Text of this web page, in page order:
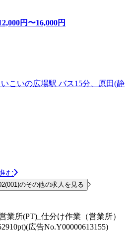
円〜16,000円
こいの広場駅 バス15分、原田(静
む
のその他の求人を見る
業所(PT)_仕分け作業（営業所）
広告No.Y00000613155)